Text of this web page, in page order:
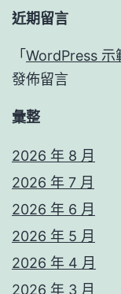
近期留言
「 WordPress 示
發佈留言
彙整
2026 年 8 月
2026 年 7 月
2026 年 6 月
2026 年 5 月
2026 年 4 月
2026 年 3 月